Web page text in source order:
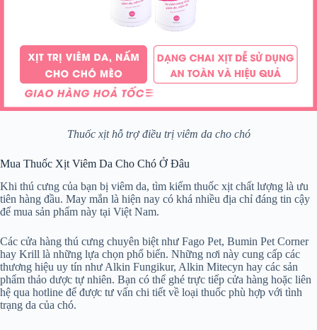
Thuốc xịt hỗ trợ điều trị viêm da cho chó
Mua Thuốc Xịt Viêm Da Cho Chó Ở Đâu
Khi thú cưng của bạn bị viêm da, tìm kiếm thuốc xịt chất lượng là ưu
tiên hàng đầu. May mắn là hiện nay có khá nhiều địa chỉ đáng tin cậy
để mua sản phẩm này tại Việt Nam.
Các cửa hàng thú cưng chuyên biệt như Fago Pet, Bumin Pet Corner
hay Krill là những lựa chọn phổ biến. Những nơi này cung cấp các
thương hiệu uy tín như Alkin Fungikur, Alkin Mitecyn hay các sản
phẩm thảo dược tự nhiên. Bạn có thể ghé trực tiếp cửa hàng hoặc liên
hệ qua hotline để được tư vấn chi tiết về loại thuốc phù hợp với tình
trạng da của chó.